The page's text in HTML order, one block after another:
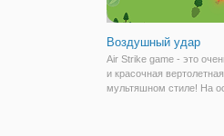
Воздушный удар
Air Strike game - это
и красочная
мультяшном стиле! На